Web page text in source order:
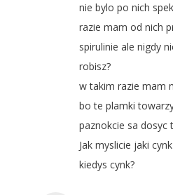
nie bylo po nich
razie mam od nich
spirulinie ale nigdy
robisz?
w takim razie mam
bo te plamki
paznokcie sa dosyc
Jak myslicie jaki
kiedys cynk?